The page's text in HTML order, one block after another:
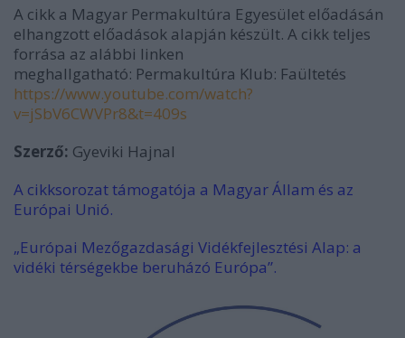
A cikk a Magyar Permakultúra Egyesület előadásán
elhangzott előadások alapján készült. A cikk teljes
forrása az alábbi linken
meghallgatható: Permakultúra Klub: Faültetés
https://www.youtube.com/watch?
v=jSbV6CWVPr8&t=409s
Szerző: Gyeviki Hajnal
A cikksorozat támogatója a Magyar Állam és az
Európai Unió.
„Európai Mezőgazdasági Vidékfejlesztési Alap: a
vidéki térségekbe beruházó Európa”.